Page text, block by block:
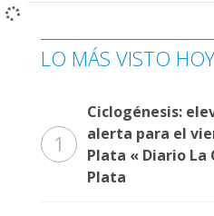
LO MÁS VISTO HOY
1
Ciclogénesis:
alerta para el
Plata « Diario La
Plata